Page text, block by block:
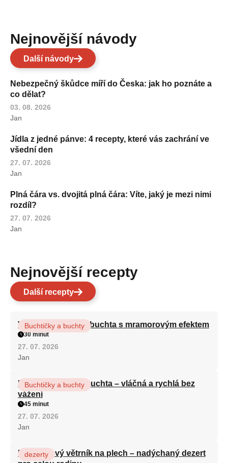
Nejnovější návody
Další návody
Nebezpečný škůdce míří do Česka: jak ho poznáte a
co dělat?
03. 08. 2026
Jan
Jídla z jedné pánve: 4 recepty, které vás zachrání ve
všední den
27. 07. 2026
Jan
Plná čára vs. dvojitá plná čára: Víte, jaký je mezi nimi
rozdíl?
27. 07. 2026
Jan
Nejnovější recepty
Další recepty
Vláčná olejová litá buchta s mramorovým efektem
Buchtičky a buchty
30 minut
27. 07. 2026
Jan
Hrnková maková buchta – vláčná a rychlá bez
vážení
Buchtičky a buchty
45 minut
27. 07. 2026
Jan
Karamelový větrník na plech – nadýchaný dezert
dezerty